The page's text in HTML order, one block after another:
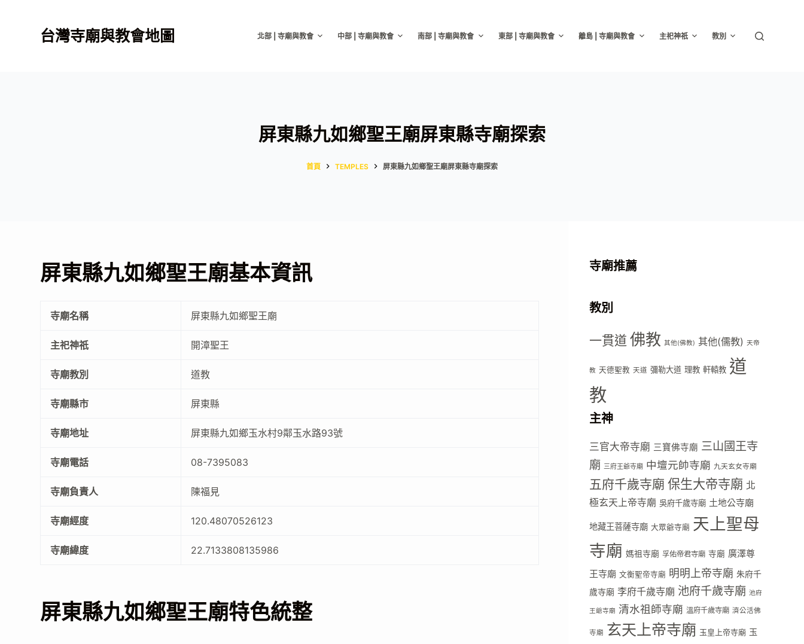
台灣寺廟與教會地圖 北部 | 寺廟與教會 中部 | 寺廟與教會 南部 | 寺廟與教會 東部 | 寺廟與教會 離島 | 寺廟與教會 主祀神祇 教別
屏東縣九如鄉聖王廟屏東縣寺廟探索
首頁 TEMPLES 屏東縣九如鄉聖王廟屏東縣寺廟探索
屏東縣九如鄉聖王廟基本資訊
寺廟名稱 屏東縣九如鄉聖王廟
主祀神祇 開漳聖王
寺廟教別 道教
寺廟縣市 屏東縣
寺廟地址 屏東縣九如鄉玉水村9鄰玉水路93號
寺廟電話 08-7395083
寺廟負責人 陳福見
寺廟經度 120.48070526123
寺廟緯度 22.7133808135986
屏東縣九如鄉聖王廟特色統整
寺廟推薦
教別
一貫道 佛教 其他(佛教) 其他(儒教) 天帝
教 天德聖教 天道 彌勒大道 理教 軒轅教 道
教
主神
三官大帝寺廟 三寶佛寺廟 三山國王寺
廟 三府王爺寺廟 中壇元帥寺廟 九天玄女寺廟
五府千歲寺廟 保生大帝寺廟 北
極玄天上帝寺廟 吳府千歲寺廟 土地公寺廟
地藏王菩薩寺廟 大眾爺寺廟 天上聖母
寺廟 媽祖寺廟 孚佑帝君寺廟 寺廟 廣澤尊
王寺廟 文衡聖帝寺廟 明明上帝寺廟 朱府千
歲寺廟 李府千歲寺廟 池府千歲寺廟 池府
王爺寺廟 清水祖師寺廟 溫府千歲寺廟 濟公活佛
寺廟 玄天上帝寺廟 玉皇上帝寺廟 玉